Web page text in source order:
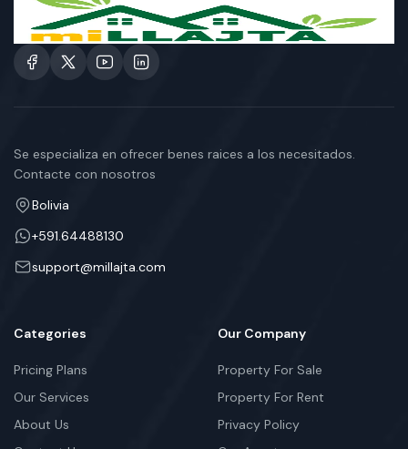
Se especializa en ofrecer benes raices a los necesitados.
Contacte con nosotros
Bolivia
+591.64488130
support@millajta.com
Categories
Pricing Plans
Our Services
About Us
Our Company
Property For Sale
Property For Rent
Privacy Policy